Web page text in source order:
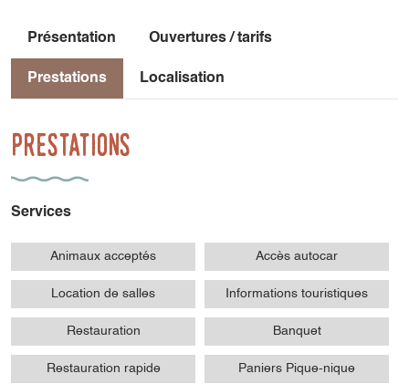
Présentation Ouvertures / tarifs
Prestations Localisation
Prestations
Services
Animaux acceptés Accès autocar
Location de salles Informations touristiques
Restauration Banquet
Restauration rapide Paniers Pique-nique